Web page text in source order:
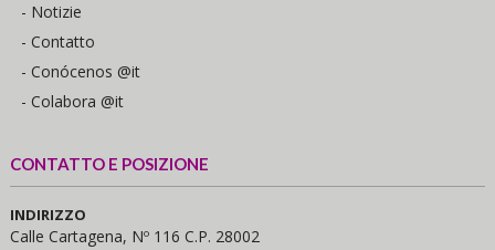
- Notizie
- Contatto
- Conócenos @it
- Colabora @it
CONTATTO E POSIZIONE
INDIRIZZO
Calle Cartagena, Nº 116 C.P. 28002